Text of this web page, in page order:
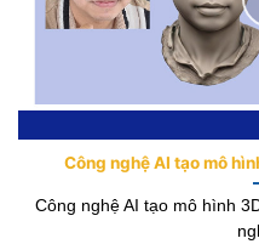
Công nghệ AI tạo mô
Công nghệ AI tạo mô hình